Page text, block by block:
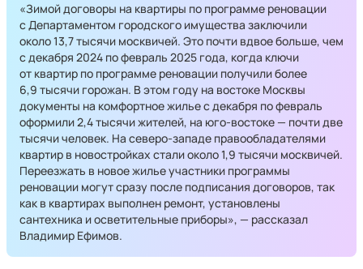
«Зимой договоры на квартиры по программе реновации
с Департаментом городского имущества заключили
около 13,7 тысячи москвичей. Это почти вдвое больше, чем
с декабря 2024 по февраль 2025 года, когда ключи
от квартир по программе реновации получили более
6,9 тысячи горожан. В этом году на востоке Москвы
документы на комфортное жилье с декабря по февраль
оформили 2,4 тысячи жителей, на юго-востоке — почти две
тысячи человек. На северо-западе правообладателями
квартир в новостройках стали около 1,9 тысячи москвичей.
Переезжать в новое жилье участники программы
реновации могут сразу после подписания договоров, так
как в квартирах выполнен ремонт, установлены
сантехника и осветительные приборы», — рассказал
Владимир Ефимов.